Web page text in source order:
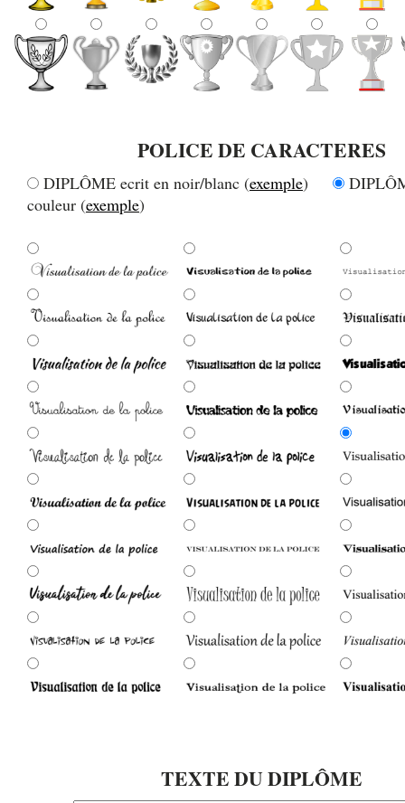
POLICE DE CARACTERES
DIPLÔME ecrit en noir/blanc (exemple)
couleur (exemple)
TEXTE DU DIPLÔME